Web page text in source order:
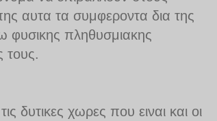
αυτα τα συμφεροντα δια της
φυσικης πληθυσμιακης
τους.
δυτικες χωρες που ειναι και οι